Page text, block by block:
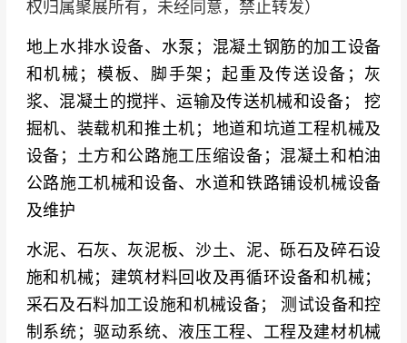
液压与传动系统
：博世力士乐、丹佛斯、伊顿、
液压、哈威液压、泊姆克、赫格隆、萨奥丹佛
斯、邦飞利、布雷维尼、德纳
发动机与动力系统 ：康明斯、五十铃、洋马、道
依茨、珀金斯、菲亚特动力科技、久保田发动机
属具与附件：艾迪精密、惊天液压、欧盛、肯纳
金属
轮胎与橡胶制品：泰凯英轮胎、前进轮胎、风神
轮胎、三角轮胎、双钱轮胎、普利司通、米其
林、固特异
权归属聚展所有，未经同意，禁止转发）
地上水排水设备、水泵；混凝土钢筋的加工设备
和机械；模板、脚手架；起重及传送设备；灰
浆、混凝土的搅拌、运输及传送机械和设备； 挖
掘机、装载机和推土机；地道和坑道工程机械及
设备；土方和公路施工压缩设备；混凝土和柏油
公路施工机械和设备、水道和铁路铺设机械设备
及维护
水泥、石灰、灰泥板、沙土、泥、砾石及碎石设
施和机械；建筑材料回收及再循环设备和机械；
采石及石料加工设施和机械设备； 测试设备和控
制系统；驱动系统、液压工程、工程及建材机械